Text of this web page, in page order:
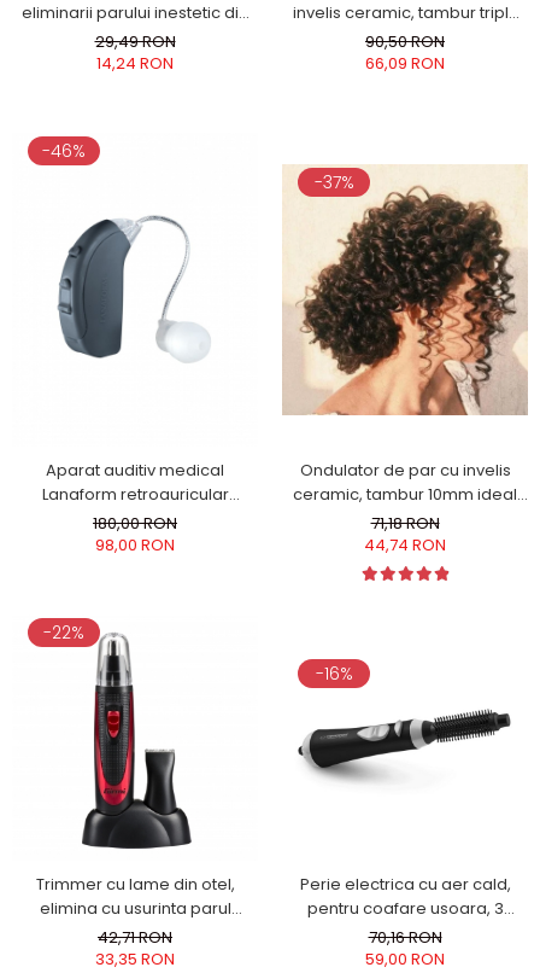
Ingrijire locuinta
Aparate de curatat cu abur
abur
Tehnica de birou
eliminarii parului inestetic din
nas, urechi sau din zona
sprancenelor gri petrol
29,49 RON
14,24 RON
invelis ceramic, tambur triplu
pentru creare valuri, incalzire
rapida, cablu 1.8m
90,50 RON
66,09 RON
-46%
Aparat auditiv medical
Lanaform retroauricular
amplificare 140db culoarea gri
180,00 RON
98,00 RON
-37%
Ondulator de par cu invelis
ceramic, tambur 10mm ideal
bucle mici coafura afro,
incalzire rapida, cablu 1.8m
71,18 RON
44,74 RON
-22%
Trimmer cu lame din otel,
elimina cu usurinta parul
nedorit de pe fata, barbie,
mustata, sprancene, din nas si
42,71 RON
33,35 RON
-16%
Perie electrica cu aer cald,
pentru coafare usoara, 3
niveluri de ventilatie, neagra
70,16 RON
59,00 RON